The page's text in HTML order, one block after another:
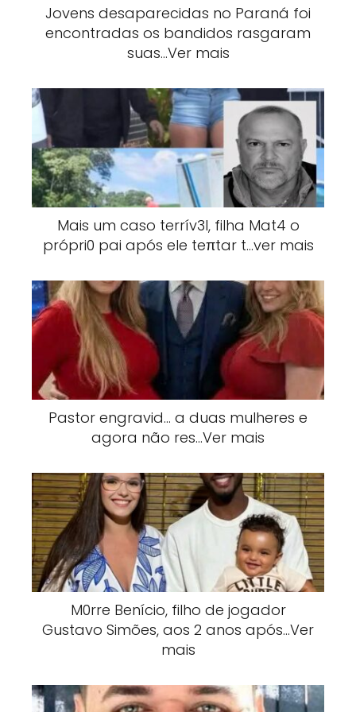
Jovens desaparecidas no Paraná foi
encontradas os bandidos rasgaram
suas…Ver mais
Mais um caso terrív3l, filha Mat4 o
própri0 pai após ele teπtar t…ver mais
Pastor engravid… a duas mulheres e
agora não res…Ver mais
M0rre Benício, filho de jogador
Gustavo Simões, aos 2 anos após…Ver
mais